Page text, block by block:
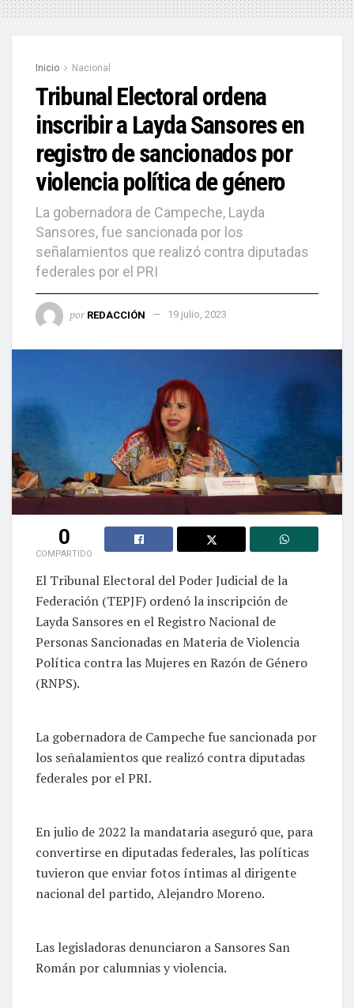
Inicio Nacional
Tribunal Electoral ordena
inscribir a Layda Sansores en
registro de sancionados por
violencia política de género
La gobernadora de Campeche, Layda
Sansores, fue sancionada por los
señalamientos que realizó contra diputadas
federales por el PRI
por REDACCIÓN 19 julio, 2023
0
COMPARTIDO
El Tribunal Electoral del Poder Judicial de la
Federación (TEPJF) ordenó la inscripción de
Layda Sansores en el Registro Nacional de
Personas Sancionadas en Materia de Violencia
Política contra las Mujeres en Razón de Género
(RNPS).
La gobernadora de Campeche fue sancionada por
los señalamientos que realizó contra diputadas
federales por el PRI.
En julio de 2022 la mandataria aseguró que, para
convertirse en diputadas federales, las políticas
tuvieron que enviar fotos íntimas al dirigente
nacional del partido, Alejandro Moreno.
Las legisladoras denunciaron a Sansores San
Román por calumnias y violencia.